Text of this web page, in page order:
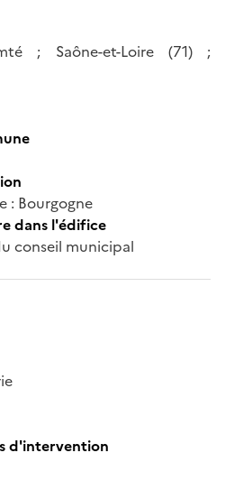
; Saône-et-Loire (71) ;
: Bourgogne
dans l'édifice
conseil municipal
d'intervention